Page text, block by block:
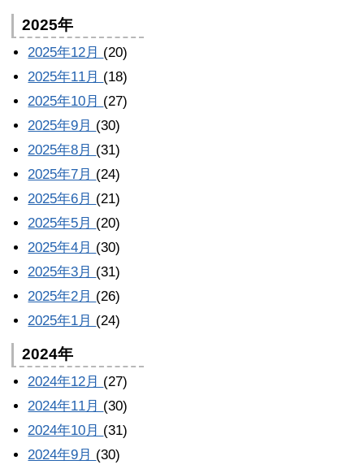
2025年
2025年12月 (20)
2025年11月 (18)
2025年10月 (27)
2025年9月 (30)
2025年8月 (31)
2025年7月 (24)
2025年6月 (21)
2025年5月 (20)
2025年4月 (30)
2025年3月 (31)
2025年2月 (26)
2025年1月 (24)
2024年
2024年12月 (27)
2024年11月 (30)
2024年10月 (31)
2024年9月 (30)